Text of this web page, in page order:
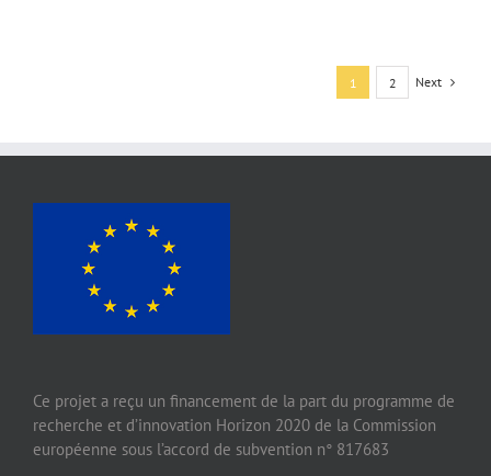
1 2 Next
Ce projet a reçu un financement de la part du programme de
recherche et d’innovation Horizon 2020 de la Commission
européenne sous l’accord de subvention n° 817683